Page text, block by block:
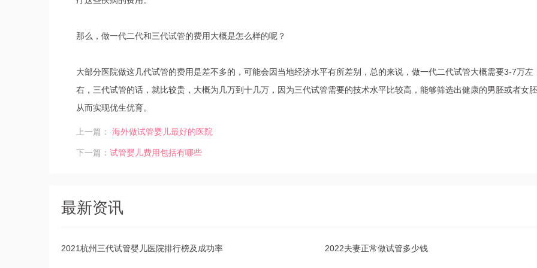
那么，做一代二代和三代试管的费用大概是怎么样的呢？
大部分医院做这几代试管的费用是差不多的，可能会因当地经济水平有所差别，总的来说，做一代二代试管大概需要3-7万左
右，三代试管的话，就比较贵，大概为几万到十几万，因为三代试管需要的技术水平比较高，能够筛选出健康的男胚或者女
从而实现优生优育。
上一篇： 海外做试管婴儿最好的医院
下一篇： 试管婴儿费用包括有哪些
最新资讯
2021杭州三代试管婴儿医院排行榜及成功率 2022夫妻正常做试管多少钱